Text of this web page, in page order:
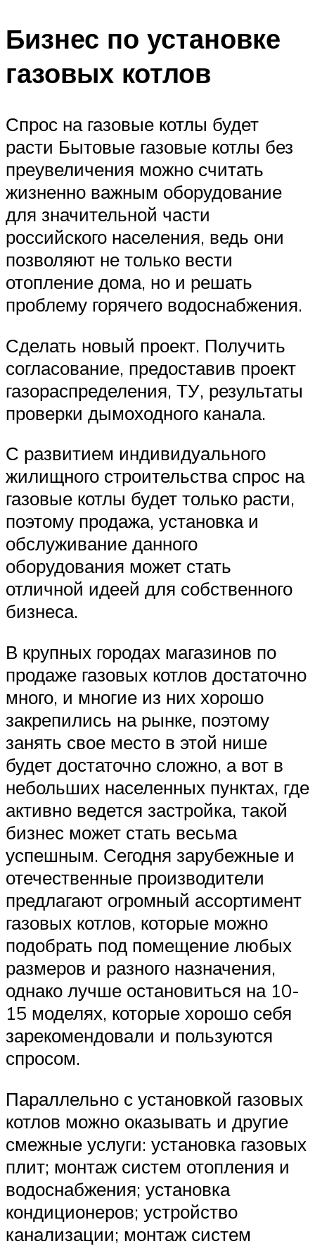
Бизнес по установке
газовых котлов
Спрос на газовые котлы будет
расти Бытовые газовые котлы без
преувеличения можно считать
жизненно важным оборудование
для значительной части
российского населения, ведь они
позволяют не только вести
отопление дома, но и решать
проблему горячего водоснабжения.
Сделать новый проект. Получить
согласование, предоставив проект
газораспределения, ТУ, результаты
проверки дымоходного канала.
С развитием индивидуального
жилищного строительства спрос на
газовые котлы будет только расти,
поэтому продажа, установка и
обслуживание данного
оборудования может стать
отличной идеей для собственного
бизнеса.
В крупных городах магазинов по
продаже газовых котлов достаточно
много, и многие из них хорошо
закрепились на рынке, поэтому
занять свое место в этой нише
будет достаточно сложно, а вот в
небольших населенных пунктах, где
активно ведется застройка, такой
бизнес может стать весьма
успешным. Сегодня зарубежные и
отечественные производители
предлагают огромный ассортимент
газовых котлов, которые можно
подобрать под помещение любых
размеров и разного назначения,
однако лучше остановиться на 10-
15 моделях, которые хорошо себя
зарекомендовали и пользуются
спросом.
Параллельно с установкой газовых
котлов можно оказывать и другие
смежные услуги: установка газовых
плит; монтаж систем отопления и
водоснабжения; установка
кондиционеров; устройство
канализации; монтаж систем